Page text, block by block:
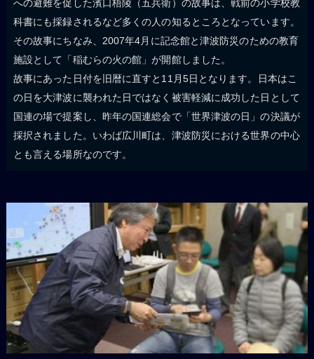
への避難を促した濱口梧陵（五兵衛）の故事は、戦前の小学校教
科書にも採録されるなど多くの人の知るところとなっています。
その故事にちなみ、2007年4月に記念館と津波防災のための教育
施設として「稲むらの火の館」が開館しました。
故事にあった日付を旧暦に直すと11月5日となります。日本はこ
の日を大津波に襲われた日ではなく被害軽減に成功した日として
国連の場で提案し、昨年の国連総会で「世界津波の日」の決議が
採択されました。いわば広川町は、津波防災における世界の中心
とも言える場所なのです。